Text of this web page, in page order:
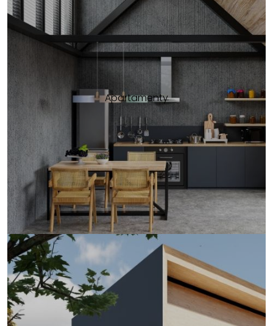
Apartamenty